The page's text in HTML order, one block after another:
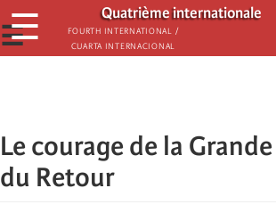
Παράκαμψη
προς
το
Quatrième internationale
Fourth International /
Cuarta Internacional
☰
☰
Le courage de la
du Retour